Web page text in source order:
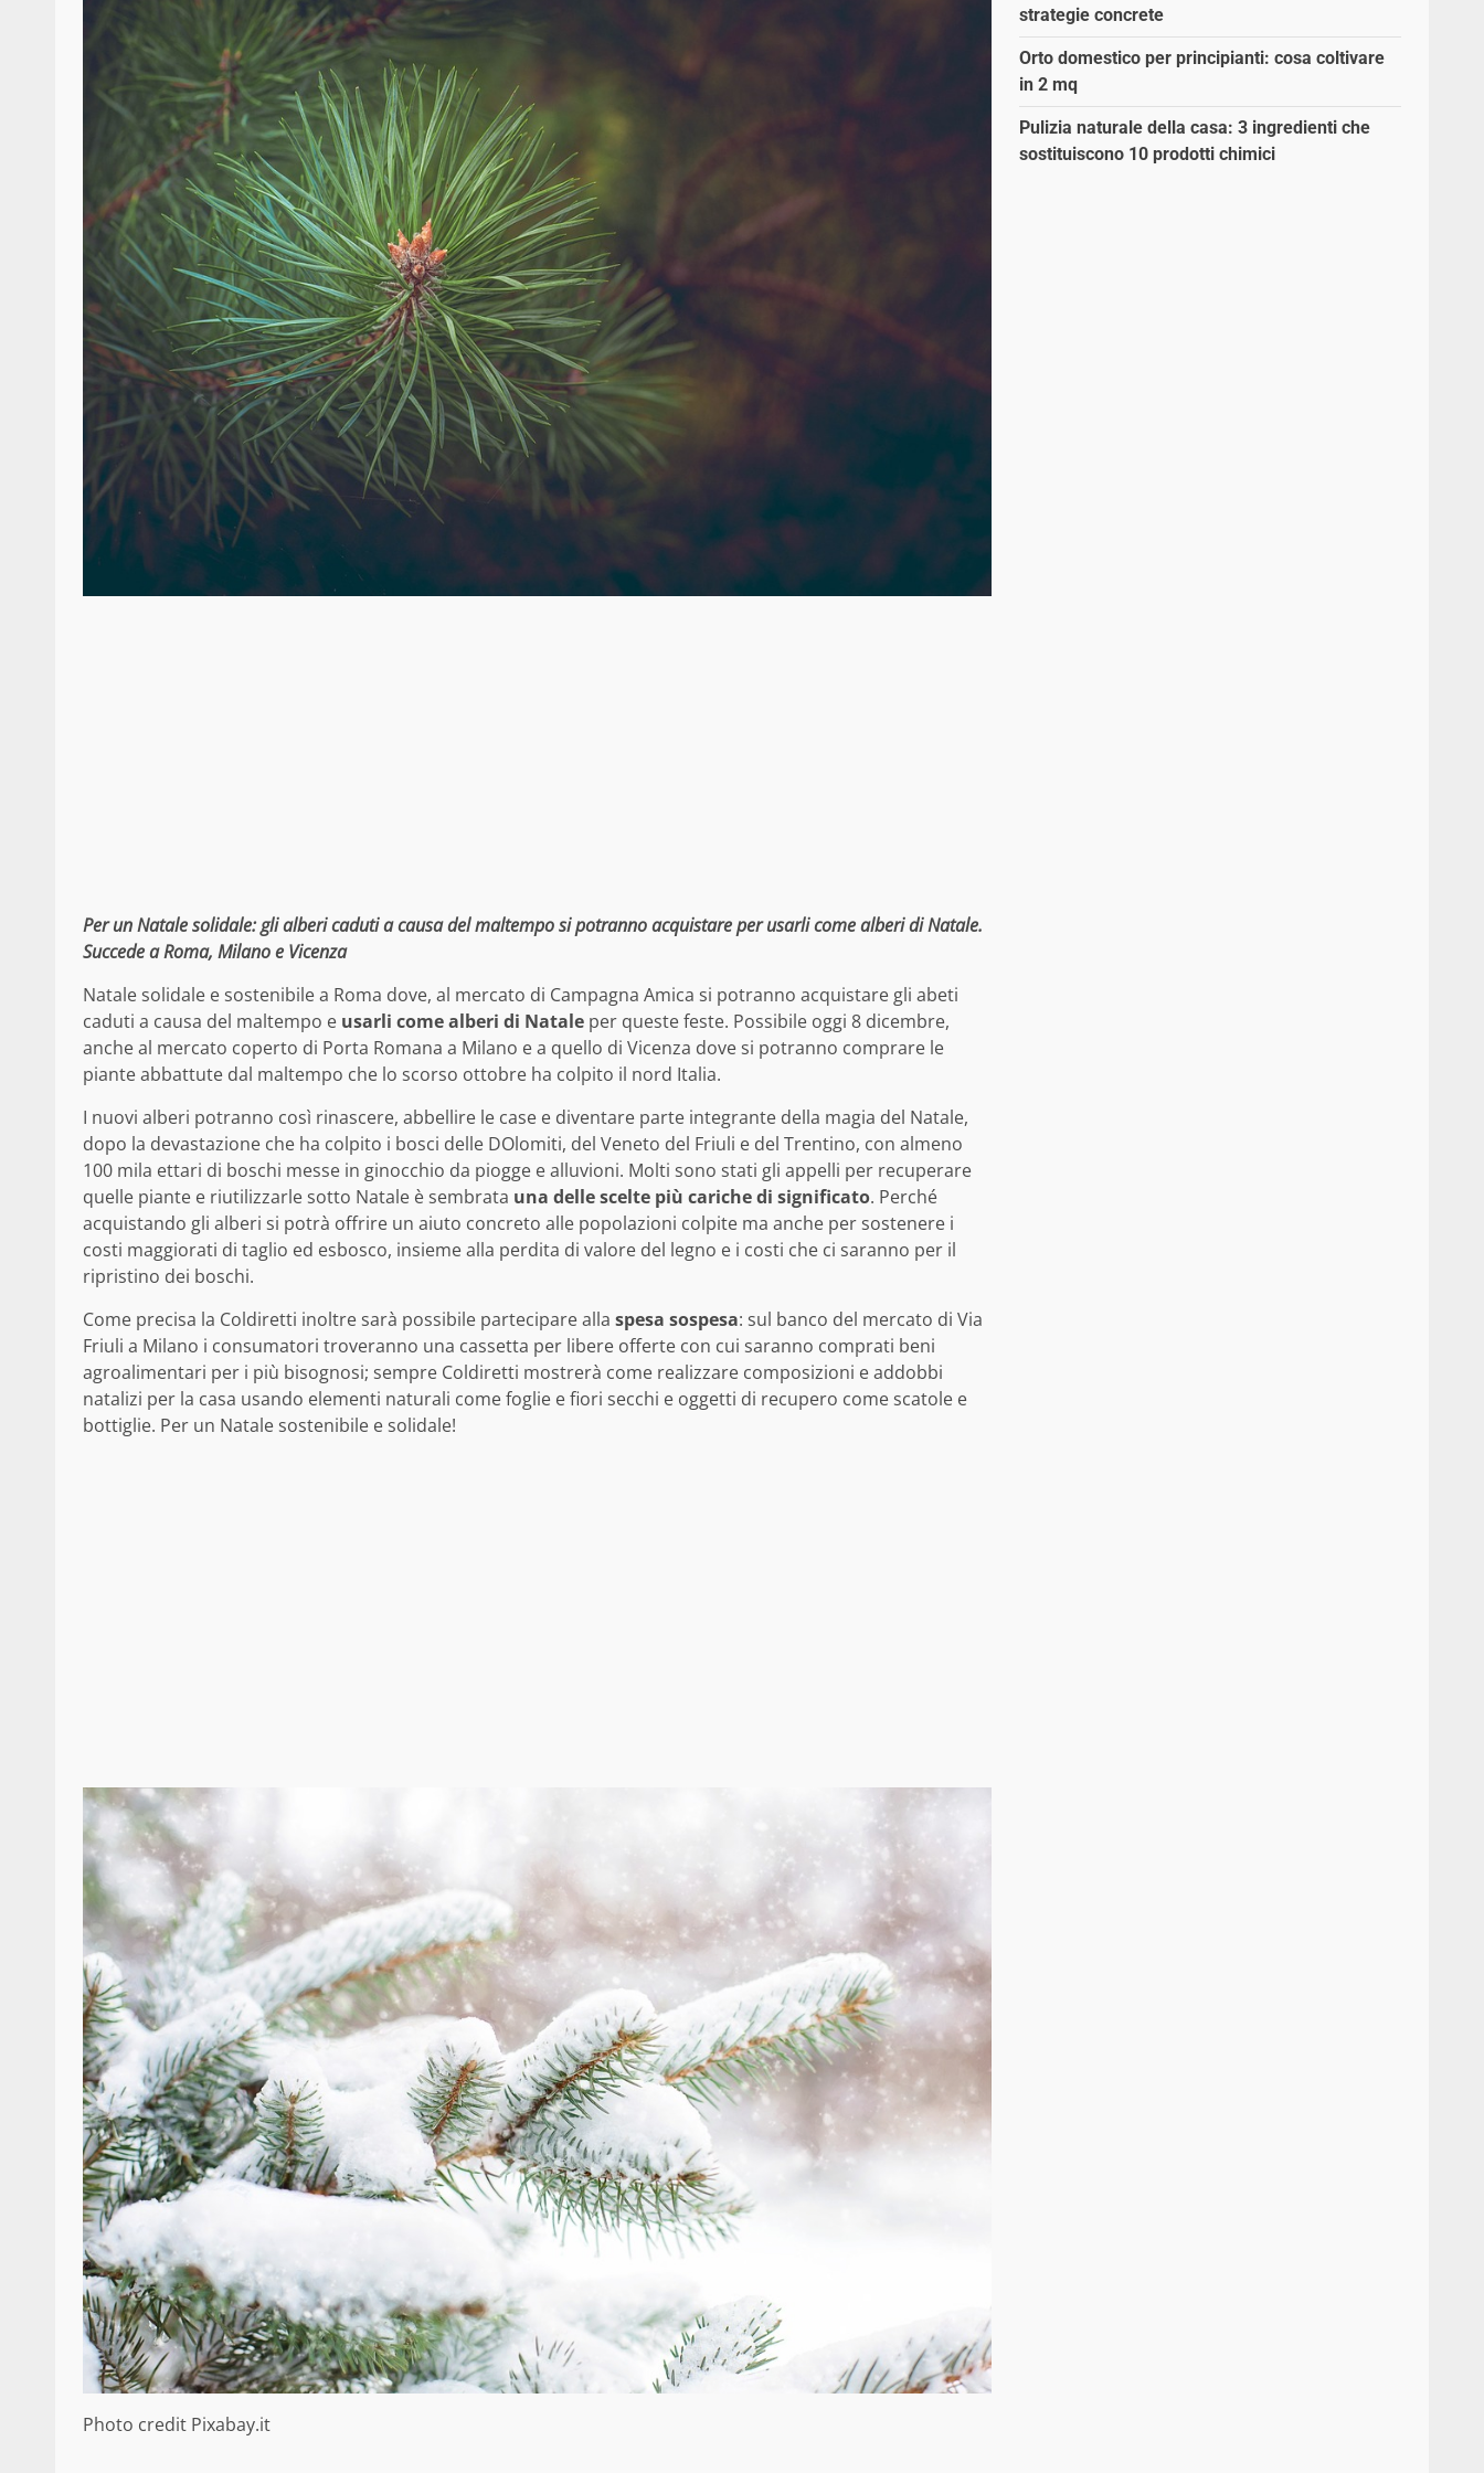
Per un Natale solidale: gli alberi caduti a causa del maltempo si potranno acquistare per usarli come alberi di Natale.
Succede a Roma, Milano e Vicenza
Natale solidale e sostenibile a Roma dove, al mercato di Campagna Amica si potranno acquistare gli abeti
caduti a causa del maltempo e usarli come alberi di Natale per queste feste. Possibile oggi 8 dicembre,
anche al mercato coperto di Porta Romana a Milano e a quello di Vicenza dove si potranno comprare le
piante abbattute dal maltempo che lo scorso ottobre ha colpito il nord Italia.
I nuovi alberi potranno così rinascere, abbellire le case e diventare parte integrante della magia del Natale,
dopo la devastazione che ha colpito i bosci delle DOlomiti, del Veneto del Friuli e del Trentino, con almeno
100 mila ettari di boschi messe in ginocchio da piogge e alluvioni. Molti sono stati gli appelli per recuperare
quelle piante e riutilizzarle sotto Natale è sembrata una delle scelte più cariche di significato. Perché
acquistando gli alberi si potrà offrire un aiuto concreto alle popolazioni colpite ma anche per sostenere i
costi maggiorati di taglio ed esbosco, insieme alla perdita di valore del legno e i costi che ci saranno per il
ripristino dei boschi.
Come precisa la Coldiretti inoltre sarà possibile partecipare alla spesa sospesa: sul banco del mercato di Via
Friuli a Milano i consumatori troveranno una cassetta per libere offerte con cui saranno comprati beni
agroalimentari per i più bisognosi; sempre Coldiretti mostrerà come realizzare composizioni e addobbi
natalizi per la casa usando elementi naturali come foglie e fiori secchi e oggetti di recupero come scatole e
bottiglie. Per un Natale sostenibile e solidale!
Photo credit Pixabay.it
strategie concrete
Orto domestico per principianti: cosa coltivare
in 2 mq
Pulizia naturale della casa: 3 ingredienti che
sostituiscono 10 prodotti chimici